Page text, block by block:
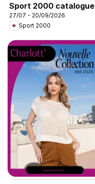
Sport 2000 catalogue
27/07 - 20/09/2026
Sport 2000